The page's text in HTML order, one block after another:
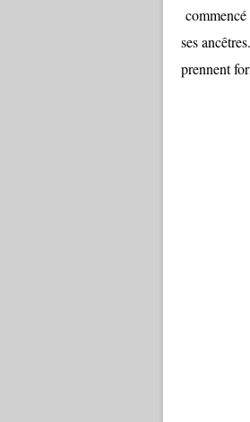
ses
prennent